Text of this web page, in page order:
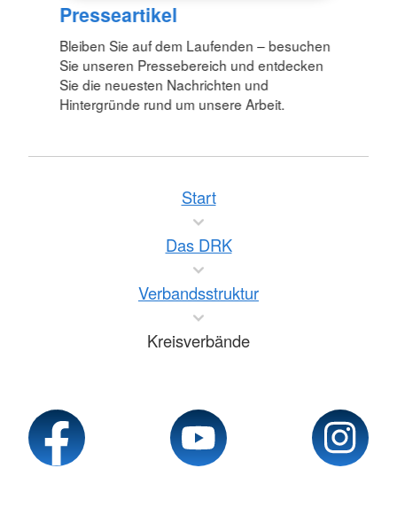
Presseartikel
Bleiben Sie auf dem Laufenden – besuchen
Sie unseren Pressebereich und entdecken
Sie die neuesten Nachrichten und
Hintergründe rund um unsere Arbeit.
Start
Das DRK
Verbandsstruktur
Kreisverbände